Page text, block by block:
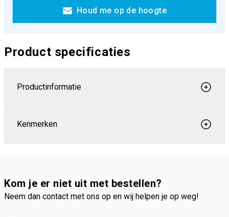
Houd me op de hoogte
Product specificaties
Productinformatie
Kenmerken
Kom je er niet uit met bestellen?
Neem dan contact met ons op en wij helpen je op weg!